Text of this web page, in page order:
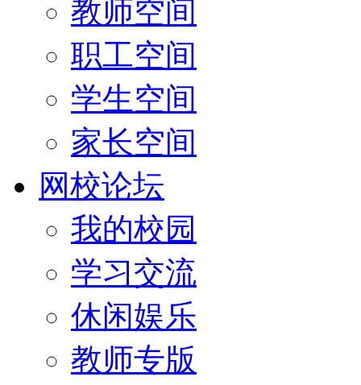
教师空间
职工空间
学生空间
家长空间
网校论坛
我的校园
学习交流
休闲娱乐
教师专版